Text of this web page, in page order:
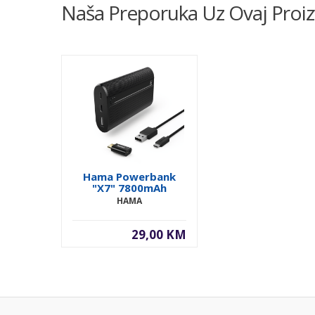
Naša Preporuka Uz Ovaj
Hama Powerbank
"X7" 7800mAh
HAMA
29,00 KM